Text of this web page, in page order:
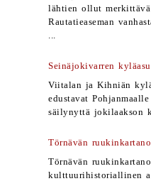
lähtien ollut merkittävä
Rautatieaseman
...
Seinäjokivarren
Viitalan ja Kihniän
edustavat
säilynyttä jokilaakson
Törnävän
Törnävän
kulttuurihistoriallinen